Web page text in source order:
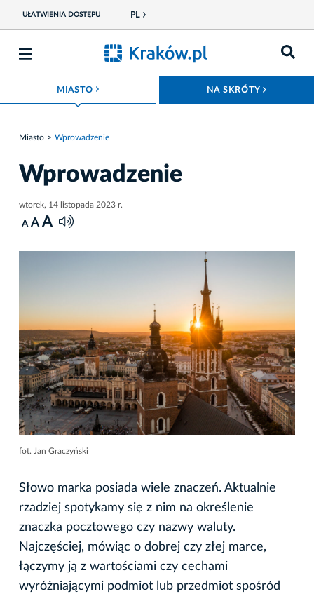
UŁATWIENIA DOSTĘPU PL
MIASTO ROZWIŃ MENU NA SKRÓTY
Miasto Wprowadzenie
Wprowadzenie
wtorek, 14 listopada 2023 r.
A A A
fot. Jan Graczyński
Słowo marka posiada wiele znaczeń. Aktualnie
rzadziej spotykamy się z nim na określenie
znaczka pocztowego czy nazwy waluty.
Najczęściej, mówiąc o dobrej czy złej marce,
łączymy ją z wartościami czy cechami
wyróżniającymi podmiot lub przedmiot spośród